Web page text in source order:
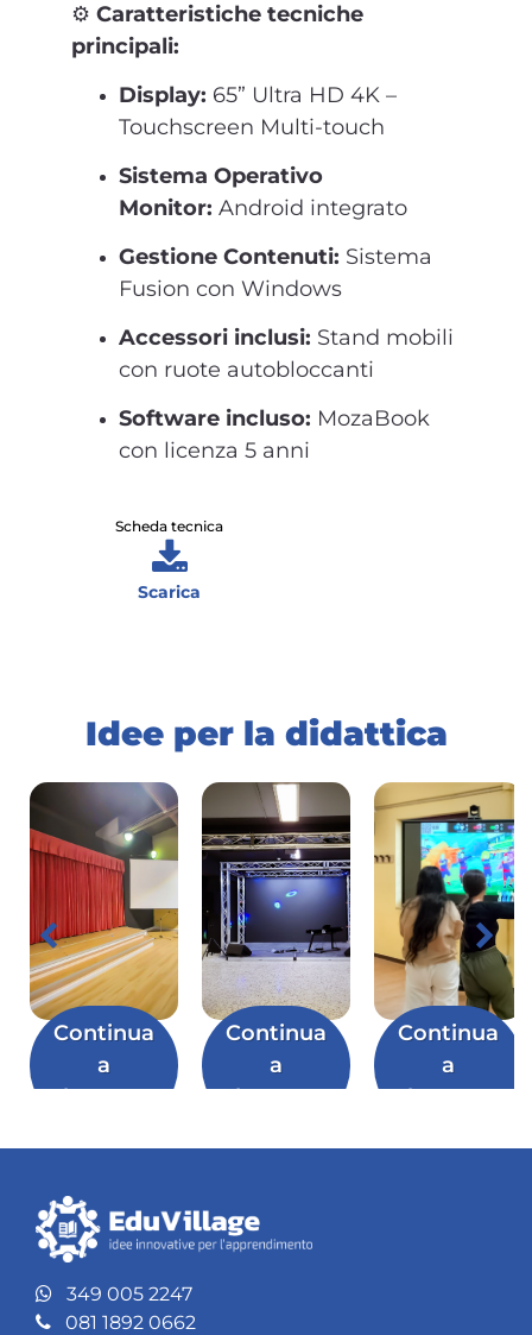
⚙️ Caratteristiche tecniche
principali:
Display: 65” Ultra HD 4K –
Touchscreen Multi-touch
Sistema Operativo
Monitor: Android integrato
Gestione Contenuti: Sistema
Fusion con Windows
Accessori inclusi: Stand mobili
con ruote autobloccanti
Software incluso: MozaBook
con licenza 5 anni
Scheda tecnica
Scarica
Idee per la didattica
Continua
a
leggere
Continua
a
leggere
Continua
a
leggere
349 005 2247
081 1892 0662